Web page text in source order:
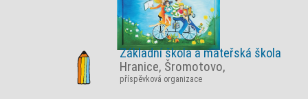
Základní škola a mateřská škola
Hranice, Šromotovo,
příspěvková organizace